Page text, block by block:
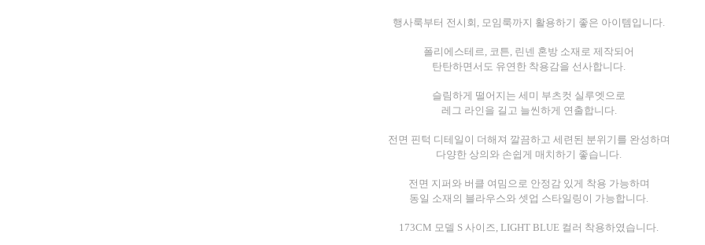
행사룩부터 전시회, 모임룩까지 활용하기 좋은 아이템입니다.
폴리에스테르, 코튼, 린넨 혼방 소재로 제작되어
탄탄하면서도 유연한 착용감을 선사합니다.
슬림하게 떨어지는 세미 부츠컷 실루엣으로
레그 라인을 길고 늘씬하게 연출합니다.
전면 핀턱 디테일이 더해져 깔끔하고 세련된 분위기를 완성하며
다양한 상의와 손쉽게 매치하기 좋습니다.
전면 지퍼와 버클 여밈으로 안정감 있게 착용 가능하며
동일 소재의 블라우스와 셋업 스타일링이 가능합니다.
173CM 모델 S 사이즈, LIGHT BLUE 컬러 착용하였습니다.